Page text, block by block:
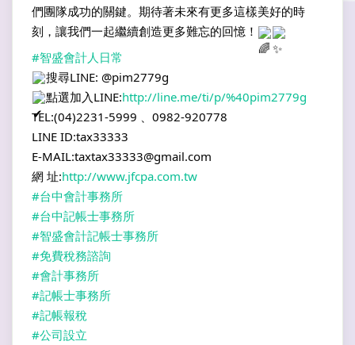
們團隊成功的關鍵。期待著未來有更多這樣美好的時
刻，讓我們一起繼續創造更多難忘的回憶！
#智盛會計人日常
搜尋LINE: @pim2779g
點選加入LINE:http://line.me/ti/p/%40pim2779g
TEL:(04)2231-5999 、0982-920778
LINE ID:tax33333
E-MAIL:taxtax33333@gmail.com
網 址:http://www.jfcpa.com.tw
#台中會計事務所
#台中記帳士事務所
#智盛會計記帳士事務所
#免費稅務諮詢
#會計事務所
#記帳士事務所
#記帳報稅
#公司設立